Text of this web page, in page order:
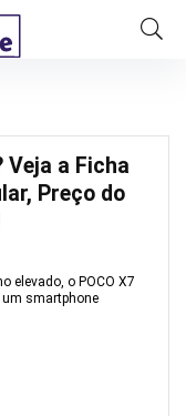
Veja a Ficha
Preço do
elevado, o POCO X7
smartphone